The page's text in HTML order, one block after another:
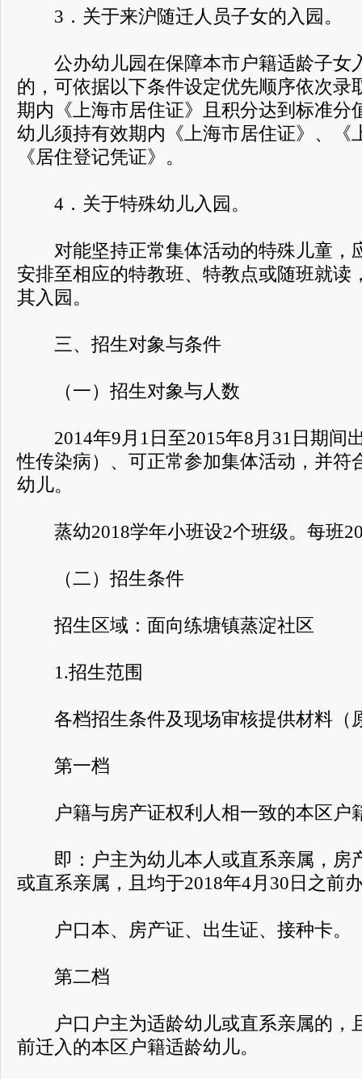
3．关于来沪随迁人员子女的入园。
公办幼儿园在保障本市户籍适龄子女
的，可依据以下条件设定优先顺序依次
期内《上海市居住证》且积分达到标准分
幼儿须持有效期内《上海市居住证》、《
《居住登记凭证》。
4．关于特殊幼儿入园。
对能坚持正常集体活动的特殊儿童，
安排至相应的特教班、特教点或随班就读
其入园。
三、招生对象与条件
（一）招生对象与人数
2014年9月1日至2015年8月31日期间
性传染病）、可正常参加集体活动，并符
幼儿。
蒸幼2018学年小班设2个班级。每班
（二）招生条件
招生区域：面向练塘镇蒸淀社区
1.招生范围
各档招生条件及现场审核提供材料（
第一档
户籍与房产证权利人相一致的本区户
即：户主为幼儿本人或直系亲属，房
或直系亲属，且均于2018年4月30日之前
户口本、房产证、出生证、接种卡。
第二档
户口户主为适龄幼儿或直系亲属的，
前迁入的本区户籍适龄幼儿。